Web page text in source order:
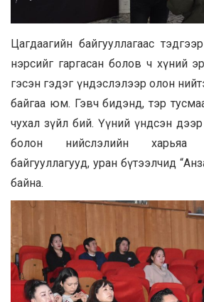
Цагдаагийн байгууллагаас
нэрсийг гаргасан болов ч хүний
гэсэн гэдэг үндэслэлээр олон
байгаа юм. Гэвч бидэнд, тэр
чухал зүйл бий. Үүний үндсэн
болон нийслэлийн харьяа
байгууллагууд, уран бүтээлчид
байна.